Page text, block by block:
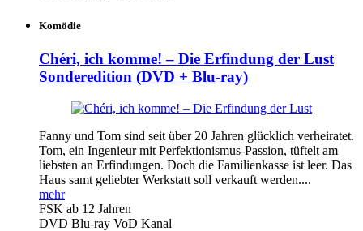
Komödie
Chéri, ich komme! – Die Erfindung der Lust
Sonderedition (DVD + Blu-ray)
Fanny und Tom sind seit über 20 Jahren glücklich verheiratet.
Tom, ein Ingenieur mit Perfektionismus-Passion, tüftelt am
liebsten an Erfindungen. Doch die Familienkasse ist leer. Das
Haus samt geliebter Werkstatt soll verkauft werden....
mehr
FSK ab 12 Jahren
DVD Blu-ray VoD Kanal